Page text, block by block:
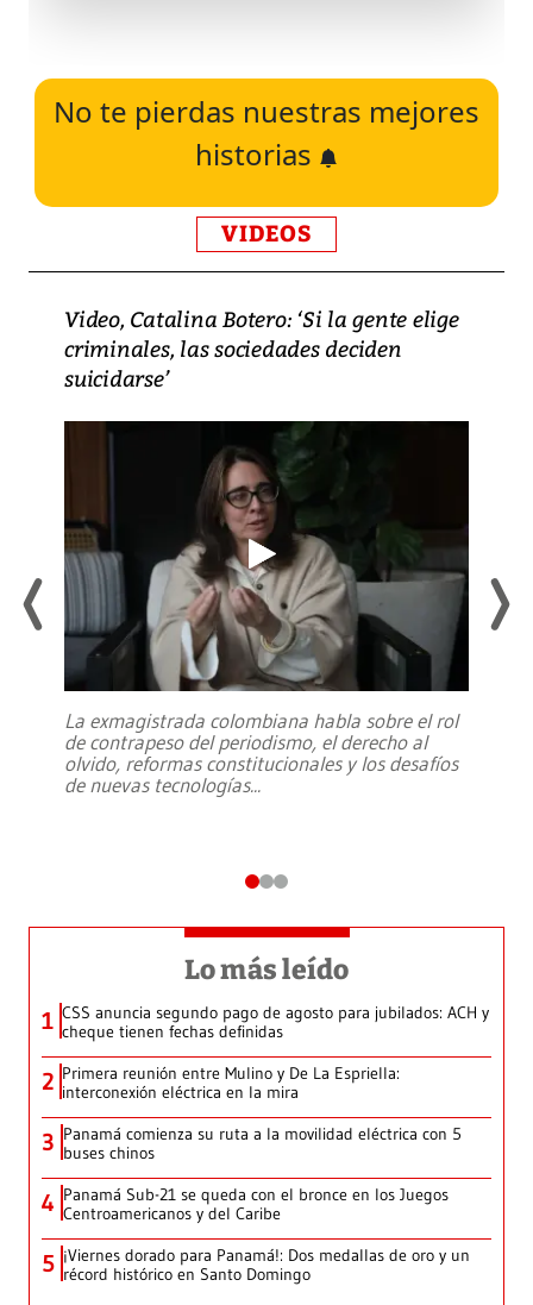
No te pierdas nuestras mejores
historias
VIDEOS
Video, Catalina Botero: ‘Si la gente elige
criminales, las sociedades deciden
suicidarse’
La exmagistrada colombiana habla sobre el rol
de contrapeso del periodismo, el derecho al
olvido, reformas constitucionales y los desafíos
de nuevas tecnologías...
Lo más leído
1 CSS anuncia segundo pago de agosto para jubilados: ACH y
cheque tienen fechas definidas
2 Primera reunión entre Mulino y De La Espriella:
interconexión eléctrica en la mira
3 Panamá comienza su ruta a la movilidad eléctrica con 5
buses chinos
4 Panamá Sub-21 se queda con el bronce en los Juegos
Centroamericanos y del Caribe
5 ¡Viernes dorado para Panamá!: Dos medallas de oro y un
récord histórico en Santo Domingo